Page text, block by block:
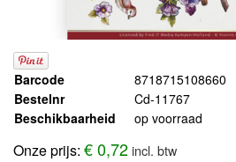
Barcode
8718715108660
Bestelnr
Cd-11767
Beschikbaarheid
op voorraad
Onze prijs: € 0,72incl. btw